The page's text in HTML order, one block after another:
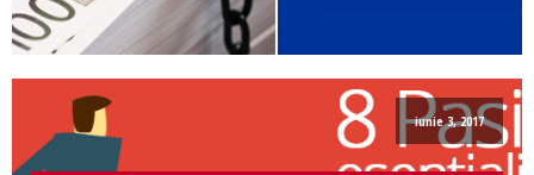
iunie 3, 2017